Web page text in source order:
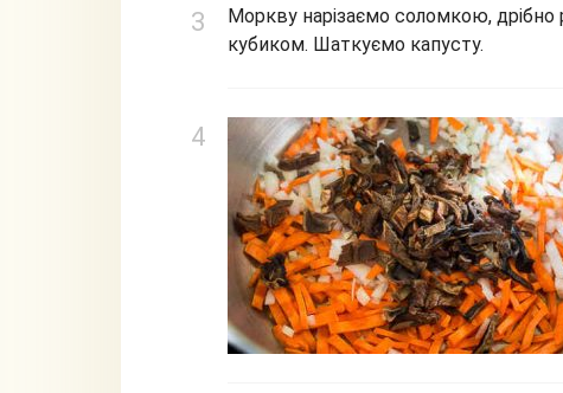
Моркву нарізаємо соломкою, дрібно
кубиком. Шаткуємо капусту.